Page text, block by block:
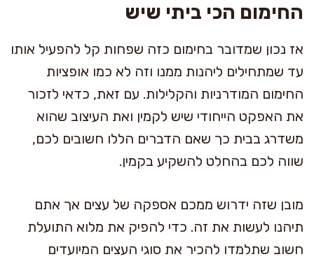
החימום הכי ביתי שיש
אז נכון שמדובר בחימום כזה שפחות קל להפעיל אותו
עד שמתחילים ליהנות ממנו וזה לא כמו אופציות
החימום המודרניות והקלילות. עם זאת, כדאי לזכור
את האפקט הייחודי שיש לקמין ואת העיצוב שהוא
משדרג בבית כך שאם הדברים הללו חשובים לכם,
שווה לכם בהחלט להשקיע בקמין.
מובן שזה ידרוש ממכם אספקה של עצים אך אתם
תיהנו לעשות את זה. כדי להפיק את מלוא התועלת
חשוב שתלמדו להכיר את סוגי העצים המיועדים